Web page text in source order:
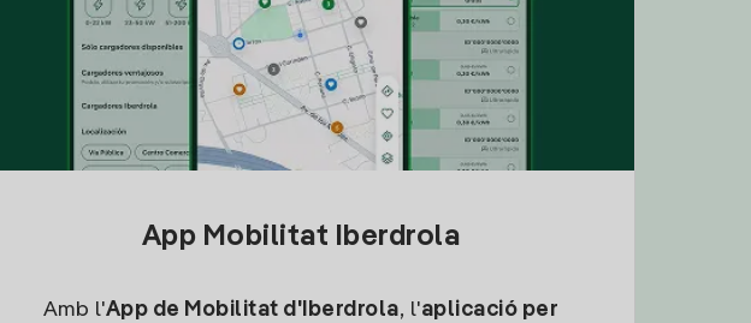
App Mobilitat Iberdrola
Amb l'App de Mobilitat d'Iberdrola, l'aplicació per